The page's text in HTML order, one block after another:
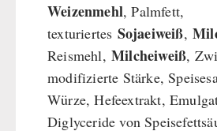
Weizenmehl, Palmfett,
texturiertes Sojaeiweiß,
Reismehl, Milcheiweiß,
modifizierte Stärke,
Würze, Hefeextrakt,
Diglyceride von